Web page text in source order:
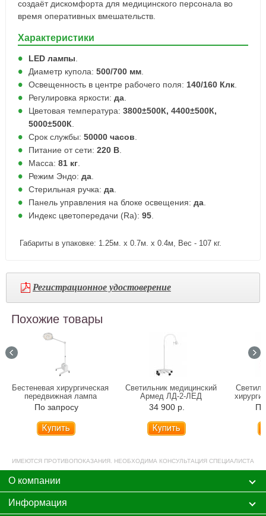
создаёт дискомфорта для медицинского персонала во
время оперативных вмешательств.
Характеристики
LED лампы
Диаметр купола: 500/700 мм.
Освещенность в центре рабочего поля: 140/160 Клк.
Регулировка яркости: да.
Цветовая температура: 3800±500К, 4400±500К,
5000±500К
Срок службы: 50000 часов
Питание от сети: 220 В.
Масса: 81 кг.
Режим Эндо: да.
Стерильная ручка: да.
Панель управления на блоке освещения: да.
Индекс цветопередачи (Ra): 95.
Габариты в упаковке: 1.25м. x 0.7м. x 0.4м, Вес - 107 кг.
Регистрационное удостоверение
Похожие товары
Бестеневая хирургическая
передвижная лампа
DIXION Конвелар 1607
ЛЕД
По запросу
Купить
Светильник медицинский
Армед ЛД-2-ЛЕД
34 900 р.
ИМЕЮТСЯ ПРОТИВОПОКАЗАНИЯ. НЕОБХОДИМА КОНСУЛЬТАЦИЯ СПЕЦИАЛИСТА
О компании
Информация